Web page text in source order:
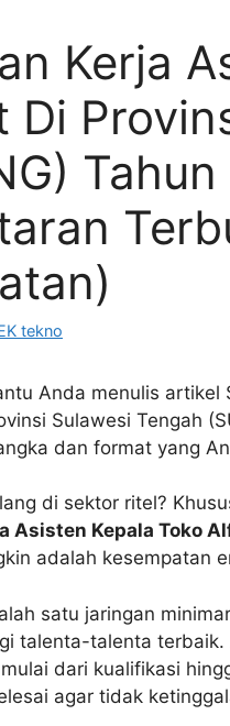
Kerja
Di
tekno
Anda menulis artikel
Sulawesi Tengah
dan format yang
di sektor ritel?
Asisten Kepala Toko
adalah kesempatan
satu jaringan
talenta-talenta
dari kualifikasi
agar tidak